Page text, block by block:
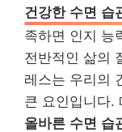
건강한 수면 습
족하면 인지 능
전반적인 삶의
레스는 우리의
큰 요인입니다.
올바른 수면 습